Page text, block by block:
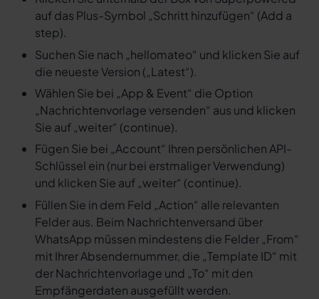
auf das Plus-Symbol „Schritt hinzufügen“ (Add a
step).
Suchen Sie nach „hellomateo“ und klicken Sie auf
die neueste Version („Latest“).
Wählen Sie bei „App & Event“ die Option
„Nachrichtenvorlage versenden“ aus und klicken
Sie auf „weiter“ (continue).
Fügen Sie bei „Account“ Ihren persönlichen API-
Schlüssel ein (nur bei erstmaliger Verwendung)
und klicken Sie auf „weiter“ (continue).
Füllen Sie in dem Feld „Action“ alle relevanten
Felder aus. Beim Nachrichtenversand über
WhatsApp müssen mindestens die Felder „From“
mit Ihrer Absendernummer, die „Template ID“ mit
der Nachrichtenvorlage und „To“ mit den
Empfängerdaten ausgefüllt werden.